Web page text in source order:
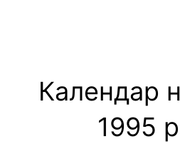
Календар
1995